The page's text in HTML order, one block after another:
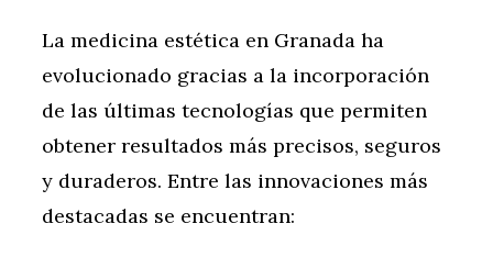
La medicina estética en Granada ha
evolucionado gracias a la incorporación
de las últimas tecnologías que permiten
obtener resultados más precisos, seguros
y duraderos. Entre las innovaciones más
destacadas se encuentran: